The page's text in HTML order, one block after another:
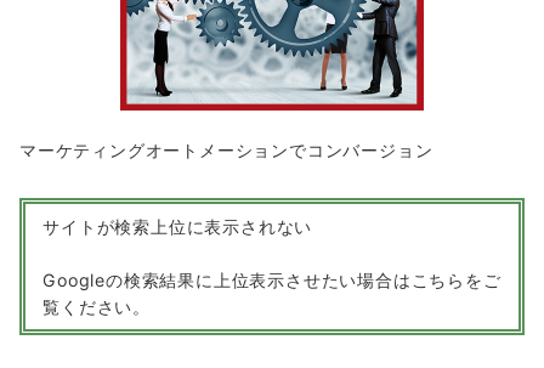
マーケティングオートメーションでコンバージョン
サイトが検索上位に表示されない
Googleの検索結果に上位表示させたい場合はこちらをご
覧ください。